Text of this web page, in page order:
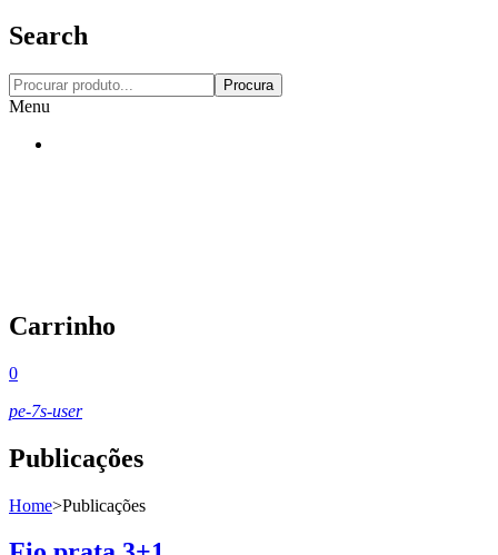
Search
Procura
Menu
Carrinho
0
pe-7s-user
Publicações
Home>Publicações